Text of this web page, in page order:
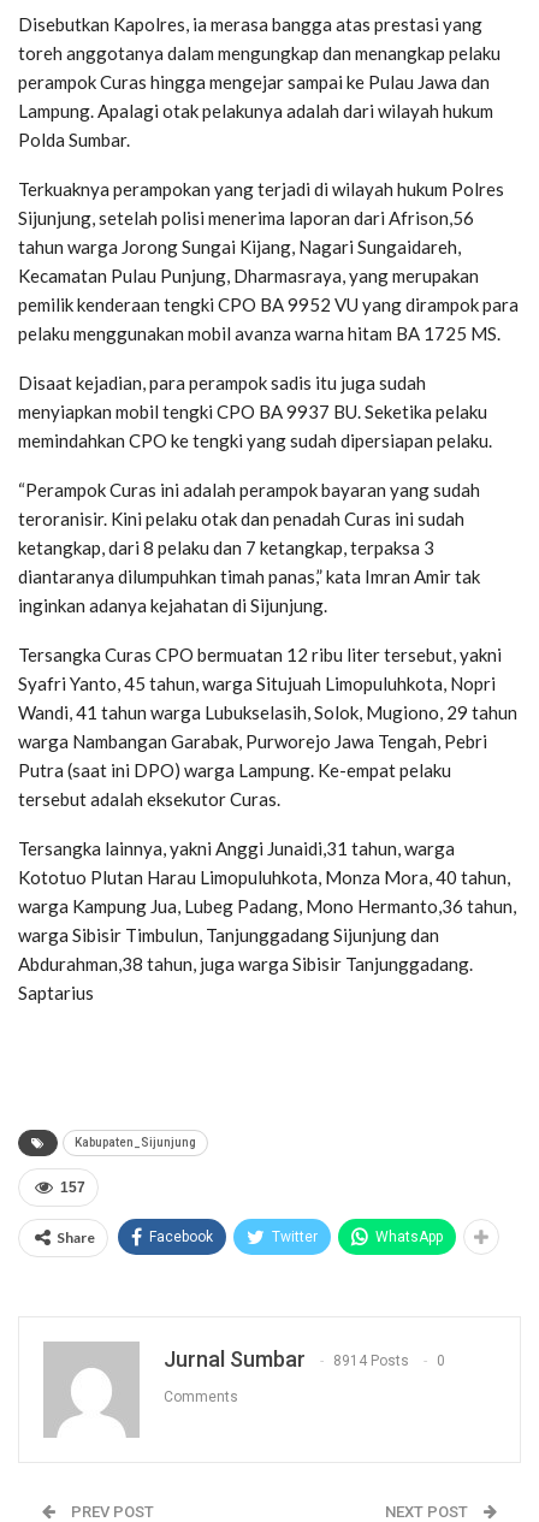
Disebutkan Kapolres, ia merasa bangga atas prestasi yang
toreh anggotanya dalam mengungkap dan menangkap pelaku
perampok Curas hingga mengejar sampai ke Pulau Jawa dan
Lampung. Apalagi otak pelakunya adalah dari wilayah hukum
Polda Sumbar.
Terkuaknya perampokan yang terjadi di wilayah hukum Polres
Sijunjung, setelah polisi menerima laporan dari Afrison,56
tahun warga Jorong Sungai Kijang, Nagari Sungaidareh,
Kecamatan Pulau Punjung, Dharmasraya, yang merupakan
pemilik kenderaan tengki CPO BA 9952 VU yang dirampok para
pelaku menggunakan mobil avanza warna hitam BA 1725 MS.
Disaat kejadian, para perampok sadis itu juga sudah
menyiapkan mobil tengki CPO BA 9937 BU. Seketika pelaku
memindahkan CPO ke tengki yang sudah dipersiapan pelaku.
“Perampok Curas ini adalah perampok bayaran yang sudah
teroranisir. Kini pelaku otak dan penadah Curas ini sudah
ketangkap, dari 8 pelaku dan 7 ketangkap, terpaksa 3
diantaranya dilumpuhkan timah panas,” kata Imran Amir tak
inginkan adanya kejahatan di Sijunjung.
Tersangka Curas CPO bermuatan 12 ribu liter tersebut, yakni
Syafri Yanto, 45 tahun, warga Situjuah Limopuluhkota, Nopri
Wandi, 41 tahun warga Lubukselasih, Solok, Mugiono, 29 tahun
warga Nambangan Garabak, Purworejo Jawa Tengah, Pebri
Putra (saat ini DPO) warga Lampung. Ke-empat pelaku
tersebut adalah eksekutor Curas.
Tersangka lainnya, yakni Anggi Junaidi,31 tahun, warga
Kototuo Plutan Harau Limopuluhkota, Monza Mora, 40 tahun,
warga Kampung Jua, Lubeg Padang, Mono Hermanto,36 tahun,
warga Sibisir Timbulun, Tanjunggadang Sijunjung dan
Abdurahman,38 tahun, juga warga Sibisir Tanjunggadang.
Saptarius
Kabupaten_Sijunjung
157
Share Facebook Twitter WhatsApp
Jurnal Sumbar 8914 Posts 0
Comments
PREV POST NEXT POST